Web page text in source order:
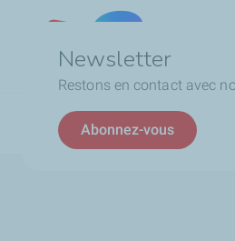
Newsletter
Restons en contact avec
Abonnez-vous
d'Ariane
FAQ La Carte My Pass